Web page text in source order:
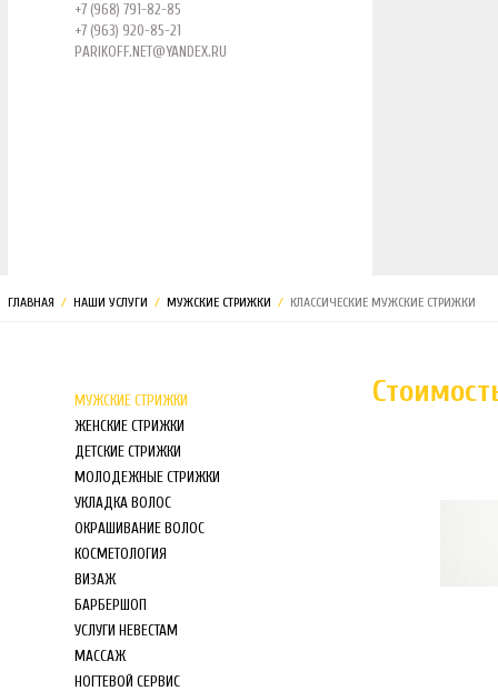
+7 (968) 791-82-85
+7 (963) 920-85-21
PARIKOFF.NET@YANDEX.RU
ГЛАВНАЯ / НАШИ УСЛУГИ / МУЖСКИЕ СТРИЖКИ / КЛАССИЧЕСКИЕ МУЖСКИЕ СТРИЖКИ
МУЖСКИЕ СТРИЖКИ
ЖЕНСКИЕ СТРИЖКИ
ДЕТСКИЕ СТРИЖКИ
МОЛОДЕЖНЫЕ СТРИЖКИ
УКЛАДКА ВОЛОС
ОКРАШИВАНИЕ ВОЛОС
КОСМЕТОЛОГИЯ
ВИЗАЖ
БАРБЕРШОП
УСЛУГИ НЕВЕСТАМ
МАССАЖ
НОГТЕВОЙ СЕРВИС